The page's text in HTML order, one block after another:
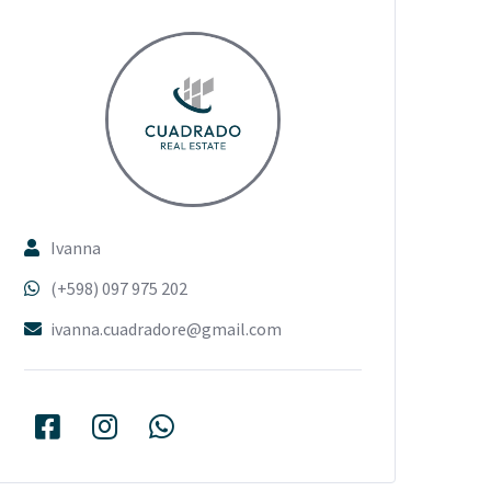
Ivanna
(+598) 097 975 202
ivanna.cuadradore@gmail.com